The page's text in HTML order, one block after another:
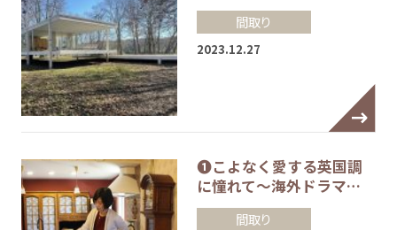
間取り
2023.12.27
❶こよなく愛する英国調
に憧れて～海外ドラマ…
間取り